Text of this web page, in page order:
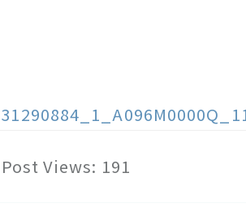
Post Views: 191